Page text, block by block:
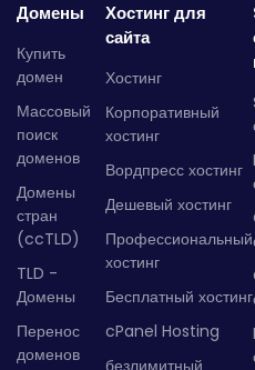
Домены
Купить
домен
Массовый
поиск
доменов
Домены
стран
(ccTLD)
TLD -
Домены
Перенос
доменов
Хостинг для
сайта
Хостинг
Корпоративный
хостинг
Вордпресс хостинг
Дешевый хостинг
Профессиональный
хостинг
Бесплатный хостинг
cPanel Hosting